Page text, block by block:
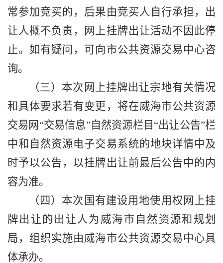
常参加竞买的，后果由竞买人自行承担， 出
让人概不负责，
网上挂牌出让活动不因此停
止。如有疑问，可向市公共资源交易中心咨
询。
（三）本次网上挂牌出让宗地有关情况
和具体要求若有变更，将在威海市公共资源
交易网 “交易信息”自然资源栏目 “出让公告”栏
中和 自然资源电子交易系统的地块详情中及
时予以公告，以挂牌出让前最后公告中的内
容为准。
（四）本次国有建设用地使用权网上挂
牌出让的出让人为威海市自然资源和规划
局，组织实施由威海市公共资源交易中心具
体承办。